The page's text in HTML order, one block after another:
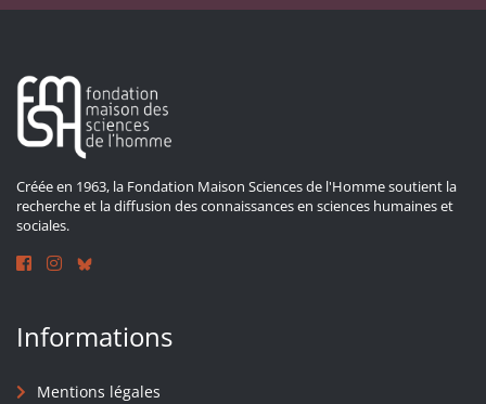
Créée en 1963, la Fondation Maison Sciences de l'Homme soutient la
recherche et la diffusion des connaissances en sciences humaines et
sociales.
Informations
Mentions légales